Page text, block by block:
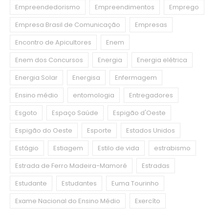
Empreendedorismo
Empreendimentos
Emprego
Empresa Brasil de Comunicação
Empresas
Encontro de Apicultores
Enem
Enem dos Concursos
Energia
Energia elétrica
Energia Solar
Energisa
Enfermagem
Ensino médio
entomologia
Entregadores
Esgoto
Espaço Saúde
Espigão d'Oeste
Espigão do Oeste
Esporte
Estados Unidos
Estágio
Estiagem Estilo de vida
estrabismo
Estrada de Ferro Madeira-Mamoré
Estradas
Estudante
Estudantes
Euma Tourinho
Exame Nacional do Ensino Médio
Exercíto